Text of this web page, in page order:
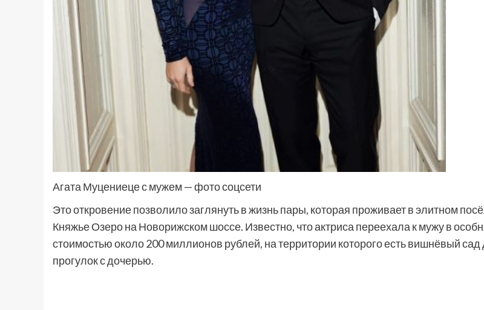
Агата Муцениеце с мужем — фото соцсети
Это откровение позволило заглянуть в жизнь пары, которая проживает в элитном
Княжье Озеро на Новорижском шоссе. Известно, что актриса переехала к мужу в
стоимостью около 200 миллионов рублей, на территории которого есть вишнёвый сад
прогулок с дочерью.